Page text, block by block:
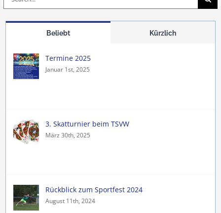
nach:
Beliebt Kürzlich
Termine 2025
Januar 1st, 2025
3. Skatturnier beim TSVW
März 30th, 2025
Rückblick zum Sportfest 2024
August 11th, 2024